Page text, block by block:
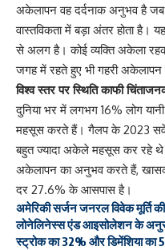
अकेलापन वह दर्दनाक अनुभव है जब
वास्तविकता में बड़ा अंतर होता
से अलग है। कोई व्यक्ति अकेला
जगह में रहते हुए भी गहरी
विश्व स्तर पर स्थिति काफी
दुनिया भर में लगभग 16% लोग
महसूस करते हैं। गैलप के 2023 सर्वे
बहुत ज्यादा अकेले महसूस कर रहे
अकेलापन का अनुभव करते हैं,
दर 27.6% के आसपास है।
अमेरिकी सर्जन जनरल विवेक मूर्ति
लोनेलिनेस्स एंड आइसोलेशन के
स्ट्रोक का 32% और डिमेंशिया का